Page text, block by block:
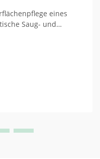
eines
Saug- und